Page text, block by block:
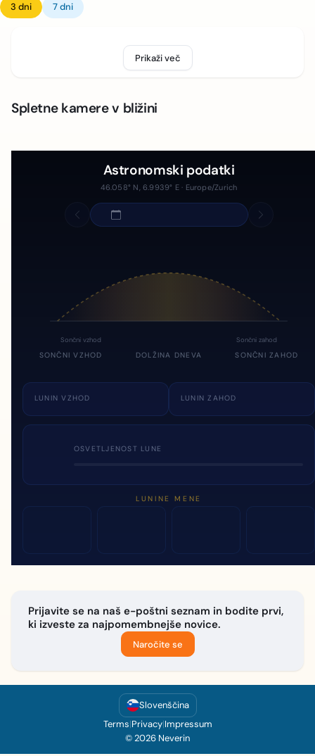
3 dni 7 dni
Prikaži več
Spletne kamere v bližini
Astronomski podatki
46.058° N, 6.9939° E · Europe/Zurich
Sončni vzhod Sončni zahod
SONČNI VZHOD DOLŽINA DNEVA SONČNI ZAHOD
LUNIN VZHOD LUNIN ZAHOD
OSVETLJENOST LUNE
LUNINE MENE
Prijavite se na naš e-poštni seznam in bodite prvi,
ki izveste za najpomembnejše novice.
Naročite se
Slovenščina
Terms|Privacy|Impressum
© 2026 Neverin